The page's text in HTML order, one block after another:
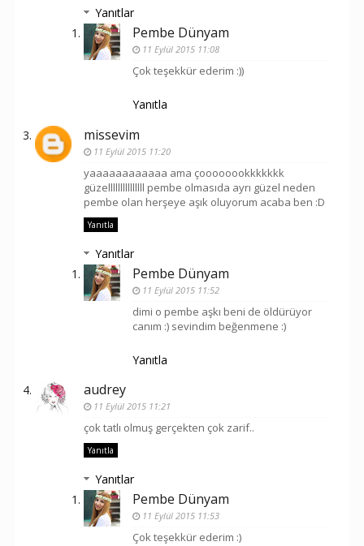
Yanıtlar
Pembe Dünyam
11 Eylül 2015 11:08
Çok teşekkür ederim :))
Yanıtla
missevim
11 Eylül 2015 11:20
yaaaaaaaaaaaa ama çoooooookkkkkkk
güzelllllllllllllll pembe olmasıda ayrı güzel neden
pembe olan herşeye aşık oluyorum acaba ben :D
Yanıtla
Yanıtlar
Pembe Dünyam
11 Eylül 2015 11:52
dimi o pembe aşkı beni de öldürüyor
canım :) sevindim beğenmene :)
Yanıtla
audrey
11 Eylül 2015 11:21
çok tatlı olmuş gerçekten çok zarif..
Yanıtla
Yanıtlar
Pembe Dünyam
11 Eylül 2015 11:53
Çok teşekkür ederim :)